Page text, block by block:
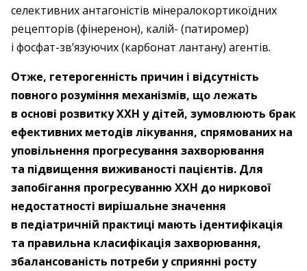
селективних антагоністів мінералокортикоїдних
рецепторів (фінеренон), калій- (патиромер)
і фосфат-зв’язуючих (карбонат лантану) агентів.
Отже, гетерогенність причин і відсутність
повного розуміння механізмів, що лежать
в основі розвитку ХХН у дітей, зумовлюють брак
ефективних методів лікування, спрямованих на
уповільнення прогресування захворювання
та підвищення виживаності пацієнтів. Для
запобігання прогресуванню ХХН до ниркової
недостатності вирішальне значення
в педіатричній практиці мають ідентифікація
та правильна класифікація захворювання,
збалансованість потреби у сприянні росту